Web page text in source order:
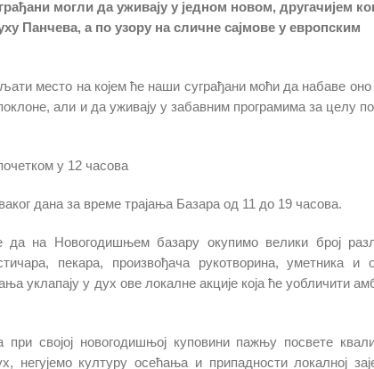
могли да уживају у једном новом, другачијем
Панчева, а по узору на сличне сајмове у европским
место на којем ће наши суграђани моћи да набаве
али и да уживају у забавним програмима за целу
у 12 часова
дана за време трајања Базара од 11 до 19 часова.
на Новогодишњем базару окупимо велики број
пекара, произвођача рукотворина, уметника и
уклапају у дух ове локалне акције која ће уобличити
својој новогодишњој куповини пажњу посвете
културу осећања и припадности локалној